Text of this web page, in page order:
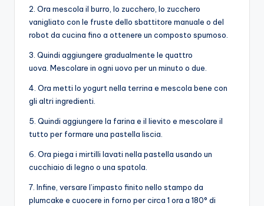
2. Ora mescola il burro, lo zucchero, lo zucchero
vanigliato con le fruste dello sbattitore manuale o del
robot da cucina fino a ottenere un composto spumoso.
3. Quindi aggiungere gradualmente le quattro
uova. Mescolare in ogni uovo per un minuto o due.
4. Ora metti lo yogurt nella terrina e mescola bene con
gli altri ingredienti.
5. Quindi aggiungere la farina e il lievito e mescolare il
tutto per formare una pastella liscia.
6. Ora piega i mirtilli lavati nella pastella usando un
cucchiaio di legno o una spatola.
7. Infine, versare l’impasto finito nello stampo da
plumcake e cuocere in forno per circa 1 ora a 180° di